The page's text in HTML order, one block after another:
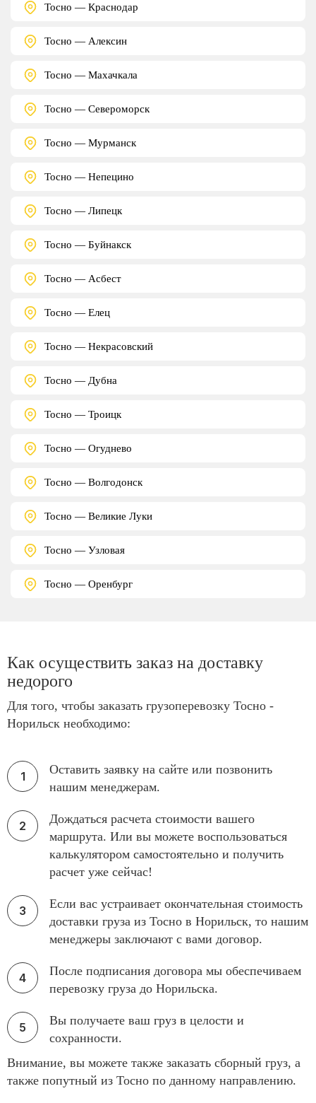
Тосно — Краснодар
Тосно — Алексин
Тосно — Махачкала
Тосно — Североморск
Тосно — Мурманск
Тосно — Непецино
Тосно — Липецк
Тосно — Буйнакск
Тосно — Асбест
Тосно — Елец
Тосно — Некрасовский
Тосно — Дубна
Тосно — Троицк
Тосно — Огуднево
Тосно — Волгодонск
Тосно — Великие Луки
Тосно — Узловая
Тосно — Оренбург
Как осуществить заказ на доставку
недорого
Для того, чтобы заказать грузоперевозку Тосно -
Норильск необходимо:
Оставить заявку на сайте или позвонить
нашим менеджерам.
Дождаться расчета стоимости вашего
маршрута. Или вы можете воспользоваться
калькулятором самостоятельно и получить
расчет уже сейчас!
Если вас устраивает окончательная стоимость
доставки груза из Тосно в Норильск, то нашим
менеджеры заключают с вами договор.
После подписания договора мы обеспечиваем
перевозку груза до Норильска.
Вы получаете ваш груз в целости и
сохранности.
Внимание, вы можете также заказать сборный груз, а
также попутный из Тосно по данному направлению.